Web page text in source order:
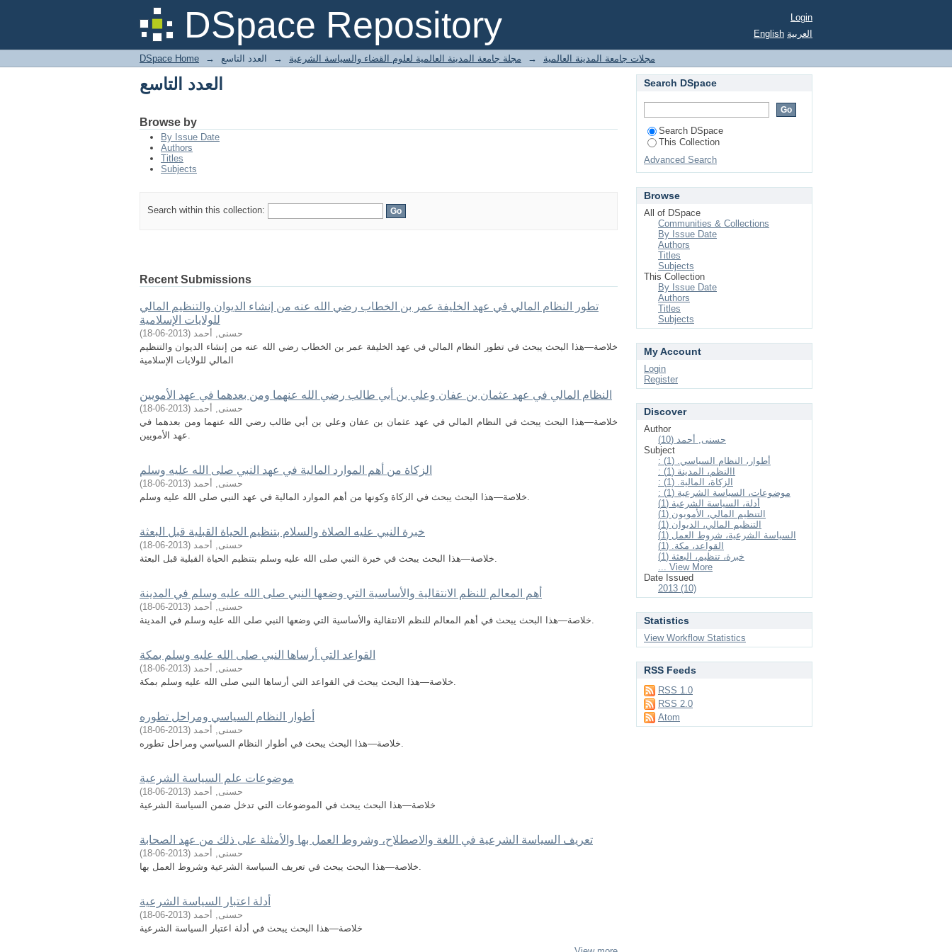
DSpace Repositoryالعدد التاسع
Login
English العربية
DSpace Home → مجلات جامعة المدينة العالمية → مجلة جامعة المدينة العالمية لعلوم القضاء والسياسة الشرعية → العدد التاسع
العدد التاسع
Browse by
By Issue Date
Authors
Titles
Subjects
Search within this collection:
Recent Submissions
تطور النظام المالي في عهد الخليفة عمر بن الخطاب رضي الله عنه من إنشاء الديوان والتنظيم المالي
للولايات الإسلامية
حسنى, أحمد (
2013-06-18
)
خلاصة—هذا البحث يبحث في تطور النظام المالي في عهد الخليفة عمر بن الخطاب رضي الله عنه من إنشاء الديوان والتنظيم
المالي للولايات الإسلامية
النظام المالي في عهد عثمان بن عفان وعلي بن أبي طالب رضي الله عنهما ومن بعدهما في عهد الأمويين
حسنى, أحمد (
2013-06-18
)
خلاصة—هذا البحث يبحث في النظام المالي في عهد عثمان بن عفان وعلي بن أبي طالب رضي الله عنهما ومن بعدهما في
عهد الأمويين.
الزكاة من أهم الموارد المالية في عهد النبي صلى الله عليه وسلم
حسنى, أحمد (
2013-06-18
)
خلاصة—هذا البحث يبحث في الزكاة وكونها من أهم الموارد المالية في عهد النبي صلى الله عليه وسلم.
خبرة النبي عليه الصلاة والسلام بتنظيم الحياة القبلية قبل البعثة
حسنى, أحمد (
2013-06-18
)
خلاصة—هذا البحث يبحث في خبرة النبي صلى الله عليه وسلم بتنظيم الحياة القبلية قبل البعثة.
أهم المعالم للنظم الانتقالية والأساسية التي وضعها النبي صلى الله عليه وسلم في المدينة
حسنى, أحمد (
2013-06-18
)
خلاصة—هذا البحث يبحث في أهم المعالم للنظم الانتقالية والأساسية التي وضعها النبي صلى الله عليه وسلم في المدينة.
القواعد التي أرساها النبي صلى الله عليه وسلم بمكة
حسنى, أحمد (
2013-06-18
)
خلاصة—هذا البحث يبحث في القواعد التي أرساها النبي صلى الله عليه وسلم بمكة.
أطوار النظام السياسي ومراحل تطوره
حسنى, أحمد (
2013-06-18
)
خلاصة—هذا البحث يبحث في أطوار النظام السياسي ومراحل تطوره.
موضوعات علم السياسة الشرعية
حسنى, أحمد (
2013-06-18
)
خلاصة—هذا البحث يبحث في الموضوعات التي تدخل ضمن السياسة الشرعية
تعريف السياسة الشرعية في اللغة والاصطلاح، وشروط العمل بها والأمثلة على ذلك من عهد الصحابة
حسنى, أحمد (
2013-06-18
)
خلاصة—هذا البحث يبحث في تعريف السياسة الشرعية وشروط العمل بها.
أدلة اعتبار السياسة الشرعية
حسنى, أحمد (
2013-06-18
)
خلاصة—هذا البحث يبحث في أدلة اعتبار السياسة الشرعية
Search DSpace
Search DSpace
This Collection
Advanced Search
Browse
All of DSpace
Communities & Collections
By Issue Date
Authors
Titles
Subjects
This Collection
By Issue Date
Authors
Titles
Subjects
My Account
Login
Register
Discover
Author
حسنى, أحمد (10)
Subject
: أطوار، النظام السياسي. (1)
: االنظم، المدينة (1)
: الزكاة، المالية. (1)
: موضوعات، السياسة الشرعية (1)
أدلة، السياسة الشرعية (1)
التنظيم المالي، الأمويون (1)
التنظيم المالي، الديوان (1)
السياسة الشرعية، شروط العمل (1)
القواعد، مكة. (1)
خبرة، تنظيم، البعثة (1)
... View More
Date Issued
2013 (10)
Statistics
View Workflow Statistics
RSS Feeds
RSS 1.0
RSS 2.0
Atom